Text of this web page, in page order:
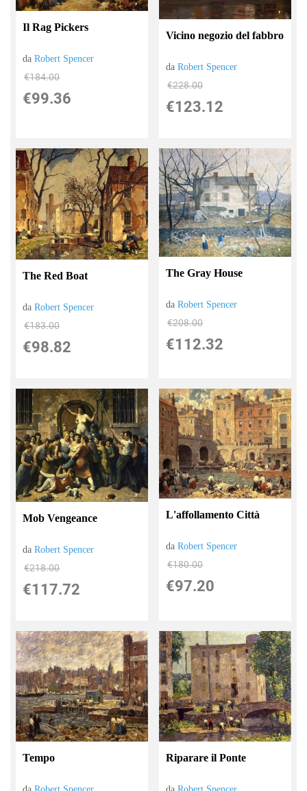
Il Rag Pickers
daRobert Spencer
€184.00
€99.36
Vicino negozio del fabbro
daRobert Spencer
€228.00
€123.12
The Red Boat
daRobert Spencer
€183.00
€98.82
The Gray House
daRobert Spencer
€208.00
€112.32
Mob Vengeance
daRobert Spencer
€218.00
€117.72
L'affollamento Città
daRobert Spencer
€180.00
€97.20
Tempo Riparare il Ponte